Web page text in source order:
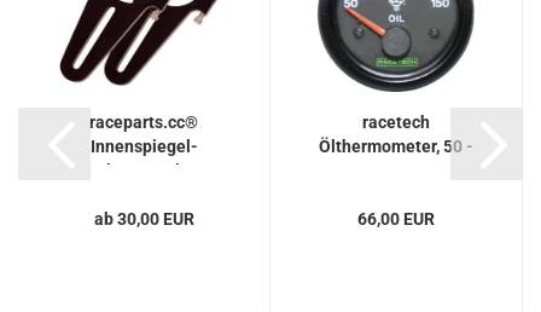
raceparts.cc®
Innenspiegel-
Halterset, Alu...
ab 30,00 EUR
racetech
Ölthermometer, 50 -
66,00 EUR